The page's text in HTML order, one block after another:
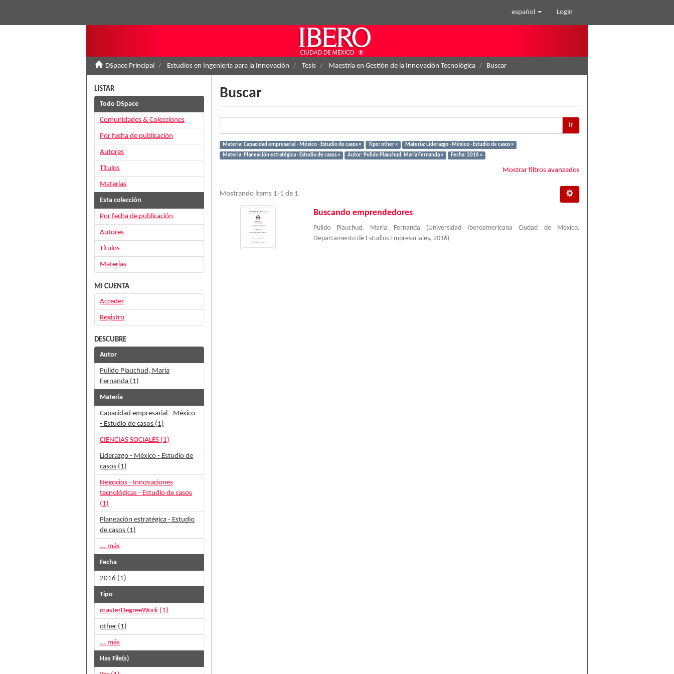
español Login
DSpace Principal Estudios en Ingeniería para la Innovación Tesis Maestría en Gestión de la Innovación Tecnológica Buscar
Buscar
Ir
Materia: Capacidad empresarial - México - Estudio de casos × Tipo: other ×
Materia: Liderazgo - México - Estudio de casos ×
Materia: Planeación estratégica - Estudio de casos ×
Autor: Pulido Plauchud, María Fernanda × Fecha: 2016 ×
Mostrar filtros avanzados
Mostrando ítems 1-1 de 1
Buscando emprendedores
Pulido Plauchud, María Fernanda (Universidad Iberoamericana Ciudad de México.
Departamento de Estudios Empresariales, 2016)
LISTAR
Todo DSpace
Comunidades & Colecciones
Por fecha de publicación
Autores
Títulos
Materias
Esta colección
Por fecha de publicación
Autores
Títulos
Materias
MI CUENTA
Acceder
Registro
DESCUBRE
Autor
Pulido Plauchud, María
Fernanda (1)
Materia
Capacidad empresarial - México
- Estudio de casos (1)
CIENCIAS SOCIALES (1)
Liderazgo - México - Estudio de
casos (1)
Negocios - Innovaciones
tecnológicas - Estudio de casos
(1)
Planeación estratégica - Estudio
de casos (1)
... más
Fecha
2016 (1)
Tipo
masterDegreeWork (1)
other (1)
... más
Has File(s)